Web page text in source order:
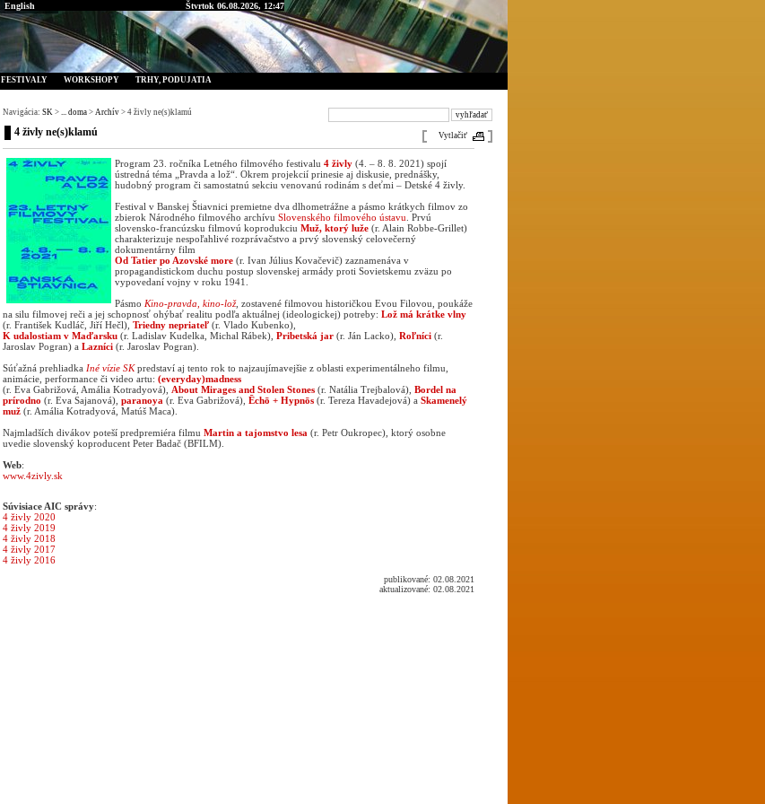
English Štvrtok 06.08.2026, 12:47
FESTIVALY WORKSHOPY TRHY, PODUJATIA
Vytlačiť
Navigácia: SK > ... doma > Archív > 4 živly ne(s)klamú
4 živly ne(s)klamú
Program 23. ročníka Letného filmového festivalu 4 živly (4. – 8. 8. 2021) spojí
ústredná téma „Pravda a lož“. Okrem projekcií prinesie aj diskusie, prednášky,
hudobný program či samostatnú sekciu venovanú rodinám s deťmi – Detské 4 živly.
Festival v Banskej Štiavnici premietne dva dlhometrážne a pásmo krátkych filmov zo
zbierok Národného filmového archívu Slovenského filmového ústavu . Prvú
slovensko-francúzsku filmovú koprodukciu Muž, ktorý luže (r. Alain Robbe-Grillet)
charakterizuje nespoľahlivé rozprávačstvo a prvý slovenský celovečerný
dokumentárny film
Od Tatier po Azovské more (r. Ivan Július Kovačevič) zaznamenáva v
propagandistickom duchu postup slovenskej armády proti Sovietskemu zväzu po
vypovedaní vojny v roku 1941.
Pásmo Kino-pravda, kino-lož, zostavené filmovou historičkou Evou Filovou, poukáže
na silu filmovej reči a jej schopnosť ohýbať realitu podľa aktuálnej (ideologickej) potreby: Lož má krátke vlny
(r. František Kudláč, Jiří Hečl), Triedny nepriateľ (r. Vlado Kubenko),
K udalostiam v Maďarsku (r. Ladislav Kudelka, Michal Rábek), Pribetská jar (r. Ján Lacko), Roľníci (r.
Jaroslav Pogran) a Lazníci (r. Jaroslav Pogran).
Súťažná prehliadka Iné vízie SKpredstaví aj tento rok to najzaujímavejšie z oblasti experimentálneho filmu,
animácie, performance či video artu: (everyday)madness
(r. Eva Gabrižová, Amália Kotradyová), About Mirages and Stolen Stones (r. Natália Trejbalová), Bordel na
prírodno (r. Eva Sajanová), paranoya (r. Eva Gabrižová), Ēchō + Hypnōs (r. Tereza Havadejová) a Skamenelý
muž (r. Amália Kotradyová, Matúš Maca).
Najmladších divákov poteší predpremiéra filmu Martin a tajomstvo lesa (r. Petr Oukropec), ktorý osobne
uvedie slovenský koproducent Peter Badač (BFILM).
Web:
www.4zivly.sk
Súvisiace AIC správy:
4 živly 2020
4 živly 2019
4 živly 2018
4 živly 2017
4 živly 2016
publikované: 02.08.2021
aktualizované: 02.08.2021